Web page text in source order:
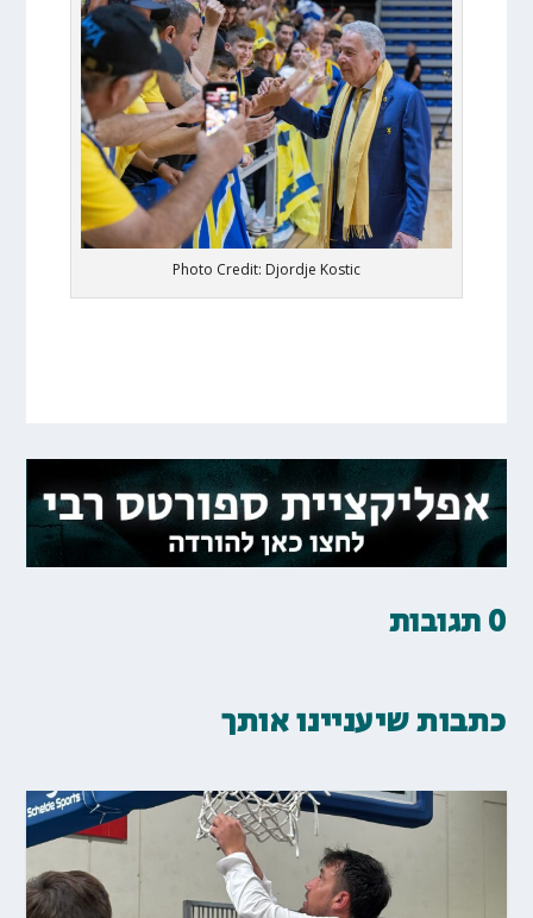
Photo Credit: Djordje Kostic
0 תגובות
כתבות שיעניינו אותך